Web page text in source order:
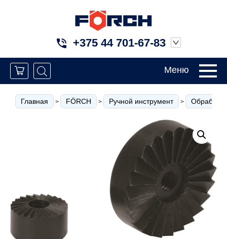
+375 44 701-67-83
Меню
Главная > FÖRCH > Ручной инструмент >